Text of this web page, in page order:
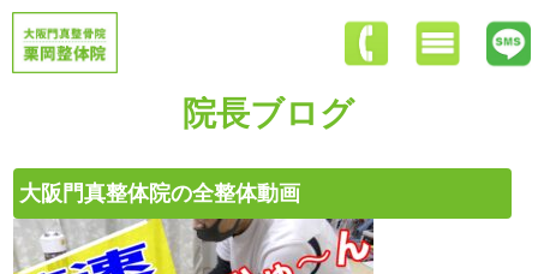
院長ブログ
大阪門真整体院の全整体動画